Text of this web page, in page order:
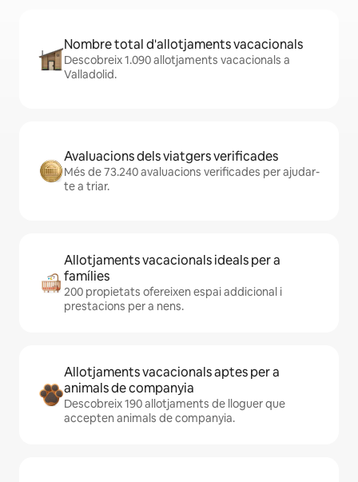
Nombre total d'allotjaments vacacionals
Descobreix 1.090 allotjaments vacacionals a
Valladolid.
Avaluacions dels viatgers verificades
Més de 73.240 avaluacions verificades per ajudar-
te a triar.
Allotjaments vacacionals ideals per a
famílies
200 propietats ofereixen espai addicional i
prestacions per a nens.
Allotjaments vacacionals aptes per a
animals de companyia
Descobreix 190 allotjaments de lloguer que
accepten animals de companyia.